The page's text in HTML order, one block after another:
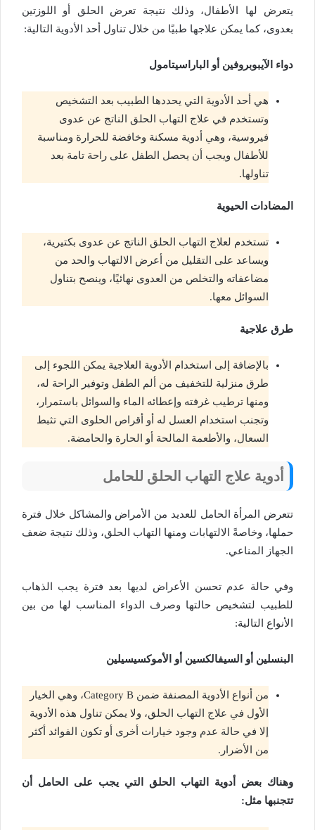
يتعرض لها الأطفال، وذلك نتيجة تعرض الحلق أو اللوزتين
بعدوى، كما يمكن علاجها طبيًا من خلال تناول أحد الأدوية التالية:
دواء الآيبوبروفين أو الباراسيتامول
هي أحد الأدوية التي يحددها الطبيب بعد التشخيص
وتستخدم في علاج التهاب الحلق الناتج عن عدوى
فيروسية، وهي أدوية مسكنة وخافضة للحرارة ومناسبة
للأطفال ويجب أن يحصل الطفل على راحة تامة بعد
تناولها.
المضادات الحيوية
تستخدم لعلاج التهاب الحلق الناتج عن عدوى بكتيرية،
ويساعد على التقليل من أعرض الالتهاب والحد من
مضاعفاته والتخلص من العدوى نهائيًا، وينصح بتناول
السوائل معها.
طرق علاجية
بالإضافة إلى استخدام الأدوية العلاجية يمكن اللجوء إلى
طرق منزلية للتخفيف من ألم الطفل وتوفير الراحة له،
ومنها ترطيب غرفته وإعطائه الماء والسوائل باستمرار،
وتجنب استخدام العسل له أو أقراص الحلوى التي تثبط
السعال، والأطعمة المالحة أو الحارة والحامضة.
أدوية علاج التهاب الحلق للحامل
تتعرض المرأة الحامل للعديد من الأمراض والمشاكل خلال فترة
حملها، وخاصةً الالتهابات ومنها التهاب الحلق، وذلك نتيجة ضعف
الجهاز المناعي.
وفي حالة عدم تحسن الأعراض لديها بعد فترة يجب الذهاب
للطبيب لتشخيص حالتها وصرف الدواء المناسب لها من بين
الأنواع التالية:
البنسلين أو السيفالكسين أو الأموكسيسيلين
من أنواع الأدوية المصنفة ضمن Category B، وهي الخيار
الأول في علاج التهاب الحلق، ولا يمكن تناول هذه الأدوية
إلا في حالة عدم وجود خيارات أخرى أو تكون الفوائد أكثر
من الأضرار.
وهناك بعض أدوية التهاب الحلق التي يجب على الحامل أن
تتجنبها مثل: